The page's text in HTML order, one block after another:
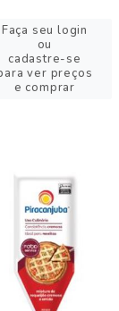
Faça seu login
ou
cadastre-se
ver preços
e comprar